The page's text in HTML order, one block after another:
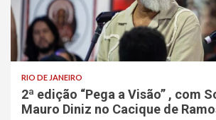
RIO DE JANEIRO
2ª edição “Pega a Visão” , com
Mauro Diniz no Cacique de